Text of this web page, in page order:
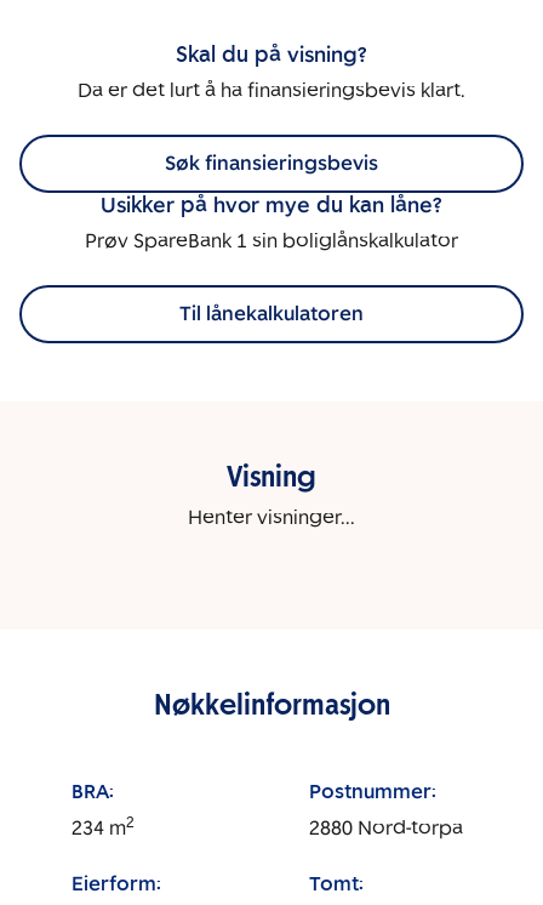
Skal du på visning?
Da er det lurt å ha finansieringsbevis klart.
Søk finansieringsbevis
Usikker på hvor mye du kan låne?
Prøv SpareBank 1 sin boliglånskalkulator
Til lånekalkulatoren
Visning
Henter visninger...
Nøkkelinformasjon
BRA:
234 m2
Postnummer:
2880 Nord-torpa
Eierform:
Tomt: